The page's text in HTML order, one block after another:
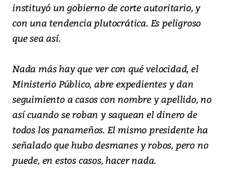
instituyó un gobierno de corte autoritario, y
con una tendencia plutocrática. Es peligroso
que sea así.
Nada más hay que ver con qué velocidad, el
Ministerio Público, abre expedientes y dan
seguimiento a casos con nombre y apellido, no
así cuando se roban y saquean el dinero de
todos los panameños. El mismo presidente ha
señalado que hubo desmanes y robos, pero no
puede, en estos casos, hacer nada.